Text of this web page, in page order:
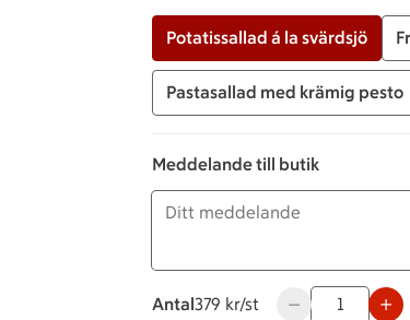
Potatissallad á la svärdsjö
Pastasallad med krämig pesto
Meddelande till butik
Antal
379 kronor styck
379 kr/st Använd